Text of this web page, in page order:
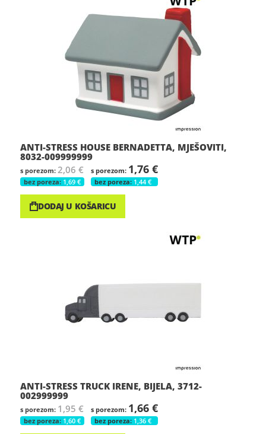
ANTI-STRESS HOUSE BERNADETTA, MJEŠOVITI,
8032-009999999
2,06 €
1,69 €
1,76 €
1,44 €
DODAJ U KOŠARICU
ANTI-STRESS TRUCK IRENE, BIJELA, 3712-
002999999
1,95 €
1,60 €
1,66 €
1,36 €